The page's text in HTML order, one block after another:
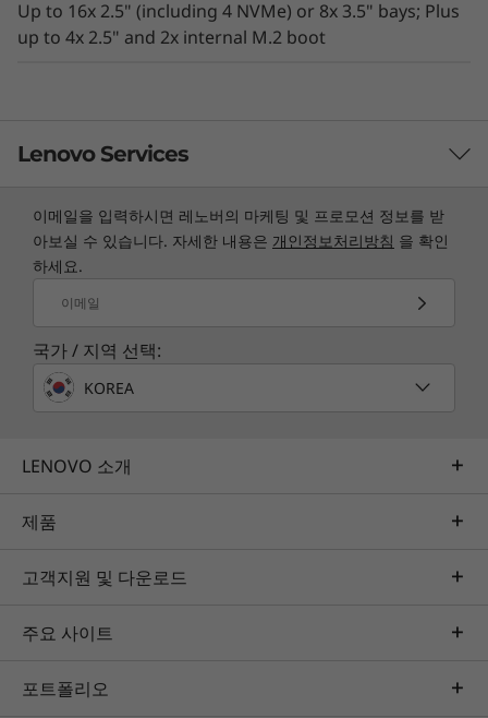
Enterprise 구현, ROBO 지원
Lenovo ThinkSystem ST550은 강력한 Intel®
Xeon® 프로세서 확장형 제품군 CPU를 갖춘 확장
가능한 4U 타워 서버입니다. 데이터 센터에서 기대
과 조용한 작동 등, 사무실 환경에 맞게 최적화되었
습니다. 초소형 디자인이라 이전 세대 제품보다
37% 적은 공간을 차지하므로 책상 밑, 책상 옆 또는
쇄 및 웹 서비스, IT 인프라, 가상화, VDI 및 사설 클
Up to 16x 2.5" (including 4 NVMe) or 8x 3.5" bays; Plus
up to 4x 2.5" and 2x internal M.2 boot
Lenovo Services
TruScale Services
Leverage real-time monitoring, 24x7 incident response,
and problem resolution, all through a single point of
contact. Quarterly health checks ensure ongoing
optimization and business innovation. Lenovo provides
remote active monitoring of hardware in the
customer’s data center, enabling ongoing performance
Learn more
Get from an idea to a pre-production AI solution in just
leveraging accelerators like NVIDIA NIMs, Lenovo AI
development and platform readiness for AI
이메일을 입력하시면 레노버의 마케팅 및 프로모션 정보를 받
아보실 수 있습니다. 자세한 내용은 개인정보처리방침 을 확인
하세요.
이메일
국가 / 지역 선택:
KOREA
LENOVO 소개
제품
고객지원 및 다운로드
주요 사이트
포트폴리오